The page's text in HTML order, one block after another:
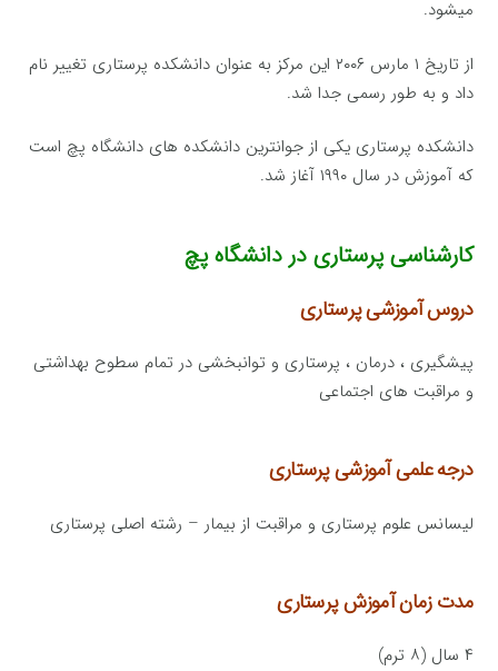
میشود.
از تاریخ ۱ مارس ۲۰۰۶ این مرکز به عنوان دانشکده پرستاری تغییر نام
داد و به طور رسمی جدا شد.
دانشکده پرستاری یکی از جوانترین دانشکده های دانشگاه پچ است
که آموزش در سال ۱۹۹۰ آغاز شد.
کارشناسی پرستاری در دانشگاه پچ
دروس آموزشی پرستاری
پیشگیری ، درمان ، پرستاری و توانبخشی در تمام سطوح بهداشتی
و مراقبت های اجتماعی
درجه علمی آموزشی پرستاری
لیسانس علوم پرستاری و مراقبت از بیمار – رشته اصلی پرستاری
مدت زمان آموزش پرستاری
۴ سال (۸ ترم)